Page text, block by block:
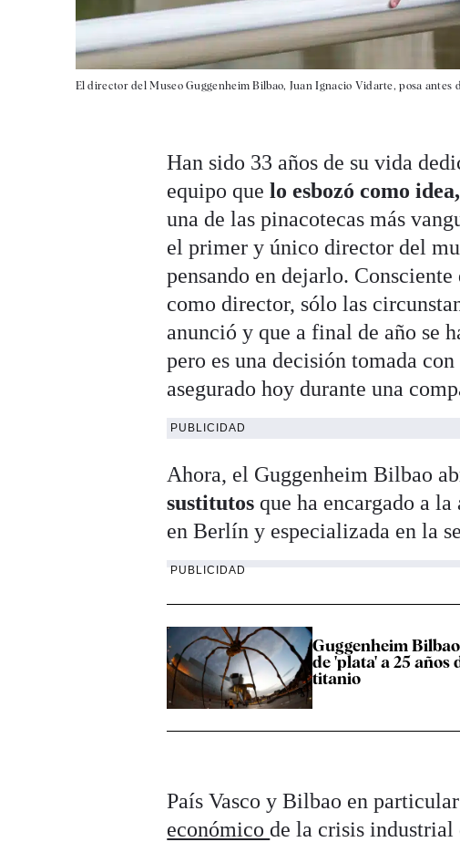
El director del Museo Guggenheim Bilbao, Juan Ignacio Vidarte, posa
Han sido 33 años de su vida
equipo que lo esbozó como
una de las pinacotecas más
el primer y único director del
pensando en dejarlo.
como director, sólo las
anunció y que a final de año se
pero es una decisión tomada
asegurado hoy durante una
PUBLICIDAD
Ahora, el Guggenheim Bilbao
sustitutos que ha encargado a
en Berlín y especializada en la
PUBLICIDAD
Guggenheim
de 'plata' a 25 años
titanio
País Vasco y Bilbao en
económicode la crisis industrial